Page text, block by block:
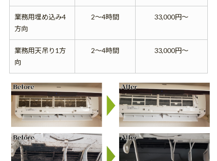
業務用埋め込み4
方向
2～4時間 33,000円～
業務用天吊り1方
向
2～4時間 33,000円～